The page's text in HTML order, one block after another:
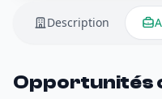
Description
Opportunités